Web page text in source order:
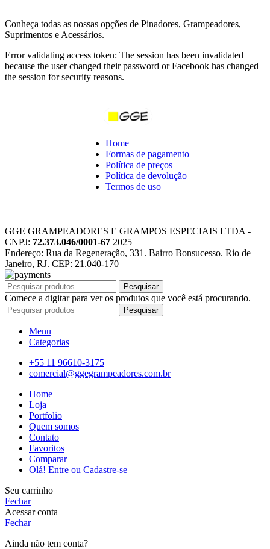
Conheça todas as nossas opções de Pinadores, Grampeadores,
Suprimentos e Acessários.
Error validating access token: The session has been invalidated
because the user changed their password or Facebook has changed
the session for security reasons.
Home
Formas de pagamento
Política de preços
Política de devolução
Termos de uso
GGE GRAMPEADORES E GRAMPOS ESPECIAIS LTDA -
CNPJ: 72.373.046/0001-67 2025
Endereço: Rua da Regeneração, 331. Bairro Bonsucesso. Rio de
Janeiro, RJ. CEP: 21.040-170
Pesquisar
Comece a digitar para ver os produtos que você está procurando.
Pesquisar
Menu
Categorias
+55 11 96610-3175
comercial@ggegrampeadores.com.br
Home
Loja
Portfolio
Quem somos
Contato
Favoritos
Comparar
Olá! Entre ou Cadastre-se
Seu carrinho
Fechar
Acessar conta
Fechar
Ainda não tem conta?